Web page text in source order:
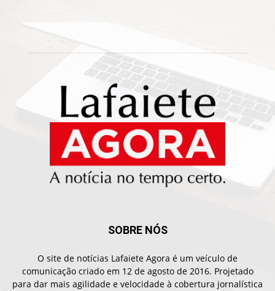
SOBRE NÓS
O site de notícias Lafaiete Agora é um veículo de
comunicação criado em 12 de agosto de 2016. Projetado
para dar mais agilidade e velocidade à cobertura jornalística